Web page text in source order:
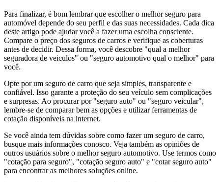
Para finalizar, é bom lembrar que escolher o melhor seguro para
automóvel depende do seu perfil e das suas necessidades. Cada dica
deste artigo pode ajudar você a fazer uma escolha consciente.
Compare o preço dos seguros de carros e verifique as coberturas
antes de decidir. Dessa forma, você descobre "qual a melhor
seguradora de veiculos" ou "seguro automotivo qual o melhor" para
você.
Opte por um seguro de carro que seja simples, transparente e
confiável. Isso garante a proteção do seu veículo sem complicações
e surpresas. Ao procurar por "seguro auto" ou "seguro veicular",
lembre-se de comparar bem as opções e utilizar ferramentas de
cotação disponíveis na internet.
Se você ainda tem dúvidas sobre como fazer um seguro de carro,
busque mais informações conosco. Veja também as opiniões de
outros usuários sobre o melhor seguro automotivo. Use termos como
"cotação para seguro", "cotação seguro auto" e "cotar seguro auto"
para encontrar as melhores soluções online.